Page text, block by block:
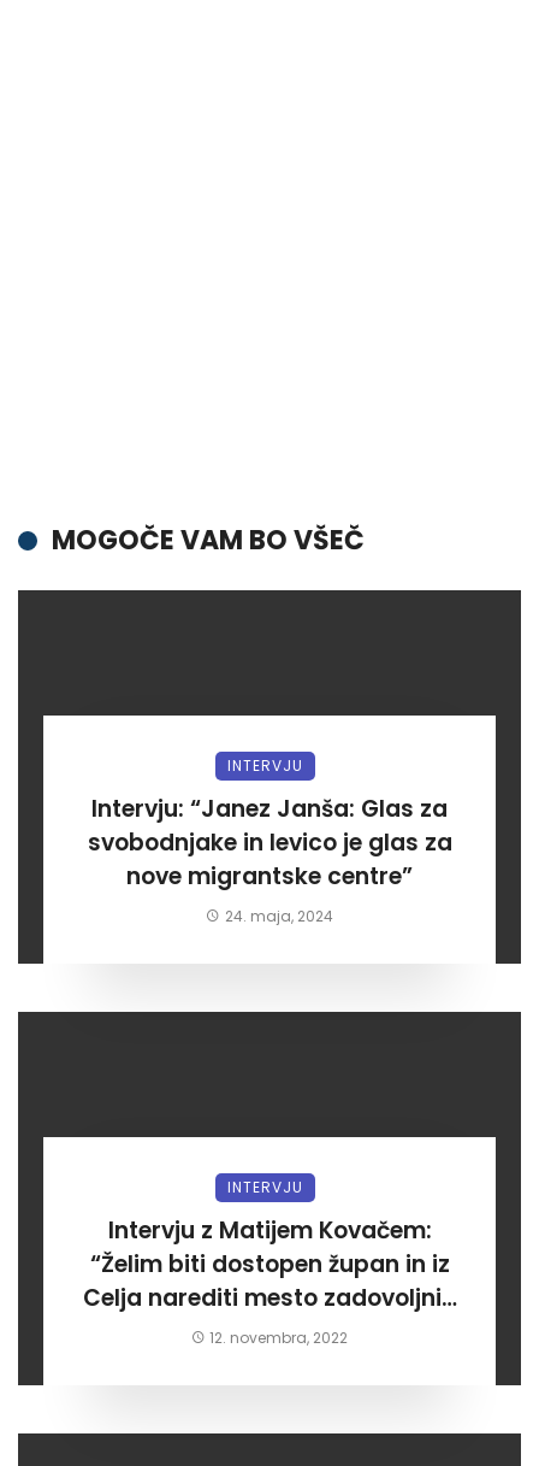
MOGOČE VAM BO VŠEČ
INTERVJU
Intervju: “Janez Janša: Glas za
svobodnjake in levico je glas za
nove migrantske centre”
24. maja, 2024
INTERVJU
Intervju z Matijem Kovačem:
“Želim biti dostopen župan in iz
Celja narediti mesto zadovoljnih
meščanov”
12. novembra, 2022